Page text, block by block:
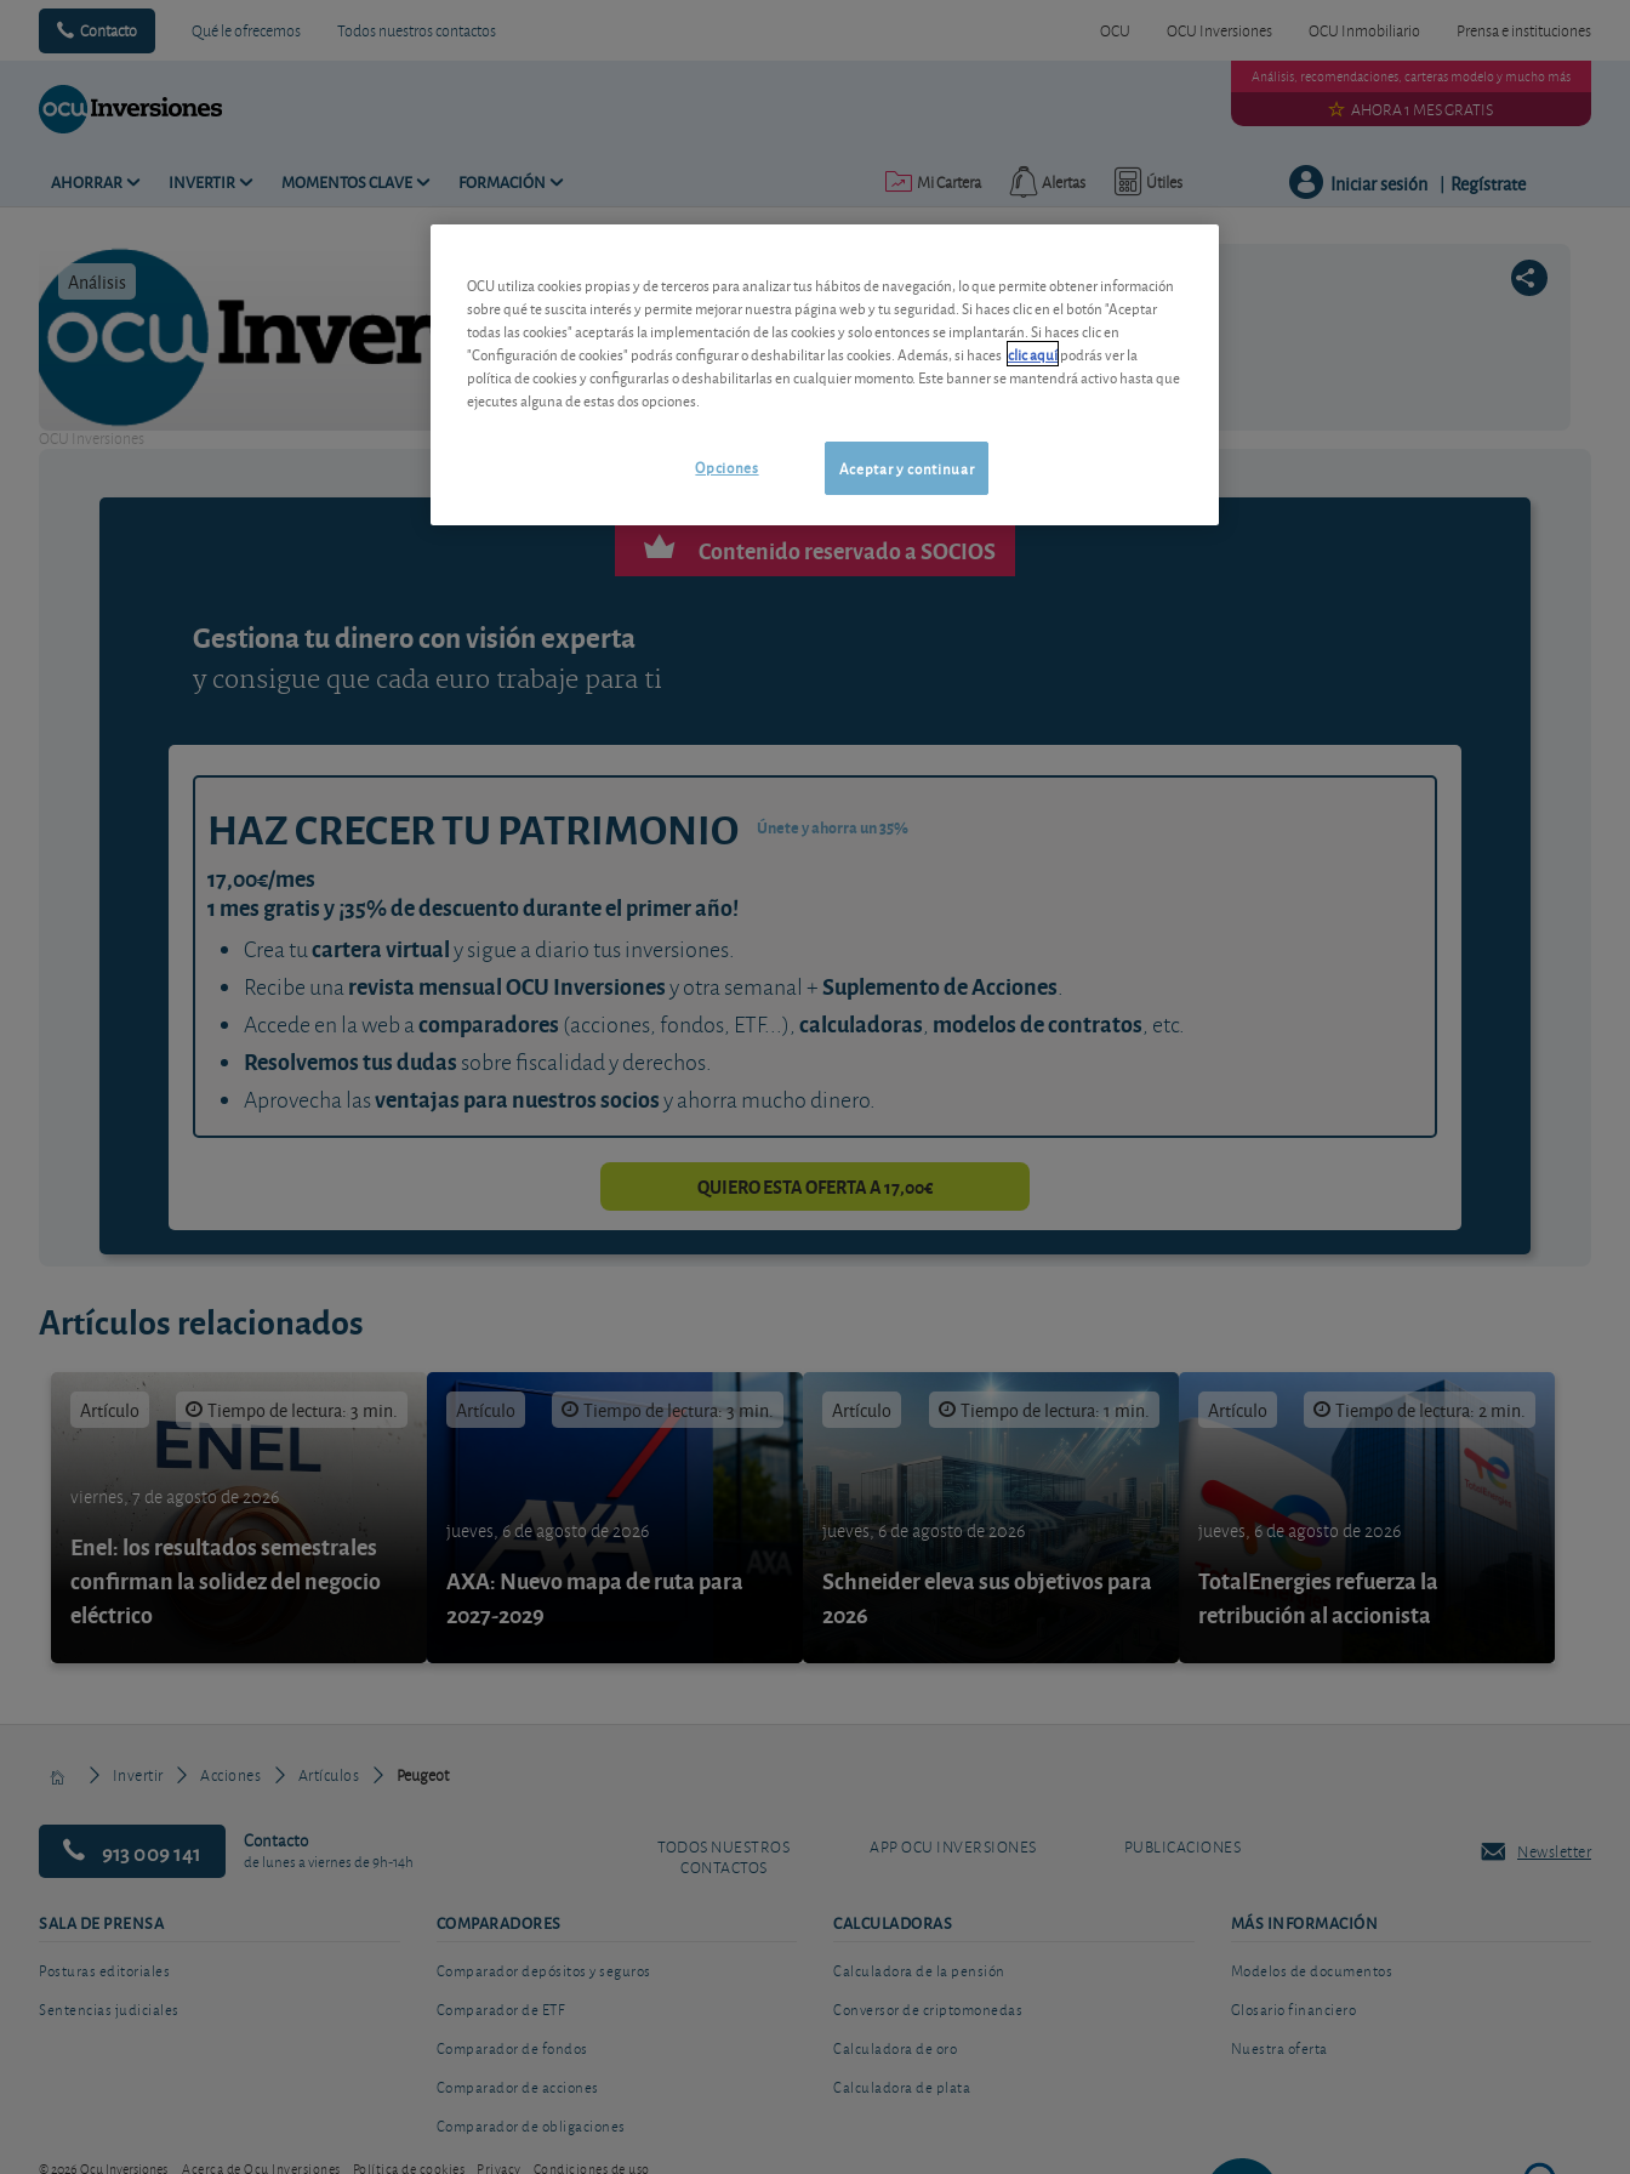
Contacto Qué le ofrecemos Todos nuestros contactos OCU OCU Inversiones OCU Inmobiliario Prensa e instituciones
AHORRAR INVERTIR MOMENTOS CLAVE FORMACIÓN Útiles
Alertas
Mi Cartera
Análisis, recomendaciones, carteras modelo y mucho más
AHORA 1 MES GRATIS
Iniciar sesión | Regístrate
Análisis Tiempo de lectura: 1 min.
OCU Inversiones
Peugeot
Cambio de consejo
Contenido reservado a SOCIOS
Gestiona tu dinero con visión experta
y consigue que cada euro trabaje para ti
HAZ CRECER TU PATRIMONIO Únete y ahorra un 35%
17,00€/mes
1 mes gratis y ¡35% de descuento durante el primer año!
Crea tucartera virtualy sigue a diario tus inversiones.
Recibe unarevista mensual OCU Inversionesy otra semanal +Suplemento de Acciones.
Accede en la web acomparadores (acciones, fondos, ETF...), calculadoras, modelos de contratos, etc.
Resolvemos tus dudas sobre fiscalidad y derechos.
Aprovecha lasventajas para nuestros sociosy ahorra mucho dinero.
QUIERO ESTA OFERTA A 17,00€
Artículos relacionados
Artículo Tiempo de lectura: 3 min.
viernes, 7 de agosto de 2026
Enel: los resultados semestrales
confirman la solidez del negocio
eléctrico
Artículo Tiempo de lectura: 3 min.
jueves, 6 de agosto de 2026
AXA: Nuevo mapa de ruta para
2027-2029
Artículo Tiempo de lectura: 1 min.
jueves, 6 de agosto de 2026
Schneider eleva sus objetivos para
2026
Artículo Tiempo de lectura: 2 min.
jueves, 6 de agosto de 2026
TotalEnergies refuerza la
retribución al accionista
Invertir Acciones Artículos Peugeot
913 009 141 Contacto
de lunes a viernes de 9h-14h
TODOS NUESTROS
CONTACTOS
APP OCU INVERSIONES PUBLICACIONES Newsletter
SALA DE PRENSA
Posturas editoriales
Sentencias judiciales
COMPARADORES
Comparador depósitos y seguros
Comparador de ETF
Comparador de fondos
Comparador de acciones
Comparador de obligaciones
CALCULADORAS
Calculadora de la pensión
Conversor de criptomonedas
Calculadora de oro
Calculadora de plata
MÁS INFORMACIÓN
Modelos de documentos
Glosario financiero
Nuestra oferta
© 2026 Ocu Inversiones Acerca de Ocu Inversiones Política de cookies Privacy Condiciones de uso
OCU utiliza cookies propias y de terceros para analizar tus hábitos de navegación, lo que permite obtener información
sobre qué te suscita interés y permite mejorar nuestra página web y tu seguridad. Si haces clic en el botón "Aceptar
todas las cookies" aceptarás la implementación de las cookies y solo entonces se implantarán. Si haces clic en
"Configuración de cookies" podrás configurar o deshabilitar las cookies. Además, si haces clic aquípodrás ver la
política de cookies y configurarlas o deshabilitarlas en cualquier momento. Este banner se mantendrá activo hasta que
ejecutes alguna de estas dos opciones.
Aceptar y continuar
Opciones